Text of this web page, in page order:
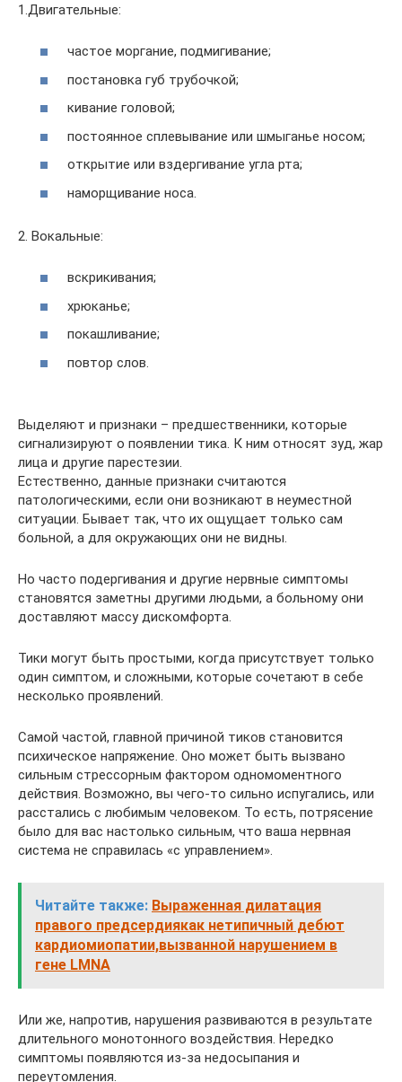
1.Двигательные:
частое моргание, подмигивание;
постановка губ трубочкой;
кивание головой;
постоянное сплевывание или шмыганье носом;
открытие или вздергивание угла рта;
наморщивание носа.
2. Вокальные:
вскрикивания;
хрюканье;
покашливание;
повтор слов.
Выделяют и признаки – предшественники, которые
сигнализируют о появлении тика. К ним относят зуд, жар
лица и другие парестезии.
Естественно, данные признаки считаются
патологическими, если они возникают в неуместной
ситуации. Бывает так, что их ощущает только сам
больной, а для окружающих они не видны.
Но часто подергивания и другие нервные симптомы
становятся заметны другими людьми, а больному они
доставляют массу дискомфорта.
Тики могут быть простыми, когда присутствует только
один симптом, и сложными, которые сочетают в себе
несколько проявлений.
Самой частой, главной причиной тиков становится
психическое напряжение. Оно может быть вызвано
сильным стрессорным фактором одномоментного
действия. Возможно, вы чего-то сильно испугались, или
расстались с любимым человеком. То есть, потрясение
было для вас настолько сильным, что ваша нервная
система не справилась «с управлением».
Читайте также: Выраженная дилатация
правого предсердиякак нетипичный дебют
кардиомиопатии,вызванной нарушением в
гене LMNA
Или же, напротив, нарушения развиваются в результате
длительного монотонного воздействия. Нередко
симптомы появляются из-за недосыпания и
переутомления.